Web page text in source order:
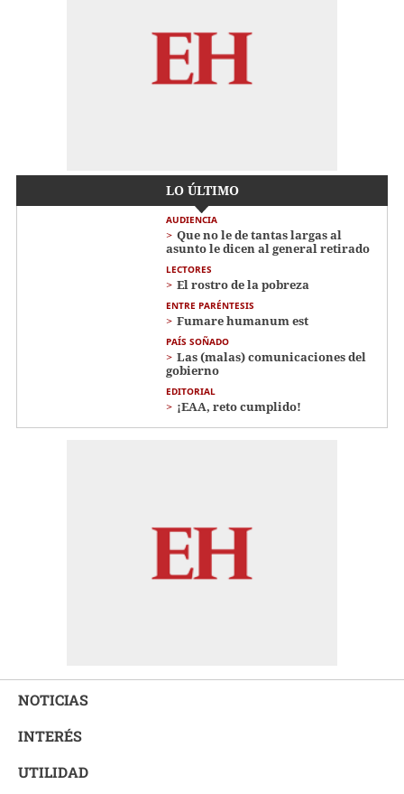
LO ÚLTIMO
AUDIENCIA
Que no le de tantas largas al
asunto le dicen al general retirado
LECTORES
El rostro de la pobreza
ENTRE PARÉNTESIS
Fumare humanum est
PAÍS SOÑADO
Las (malas) comunicaciones del
gobierno
EDITORIAL
¡EAA, reto cumplido!
NOTICIAS
INTERÉS
UTILIDAD